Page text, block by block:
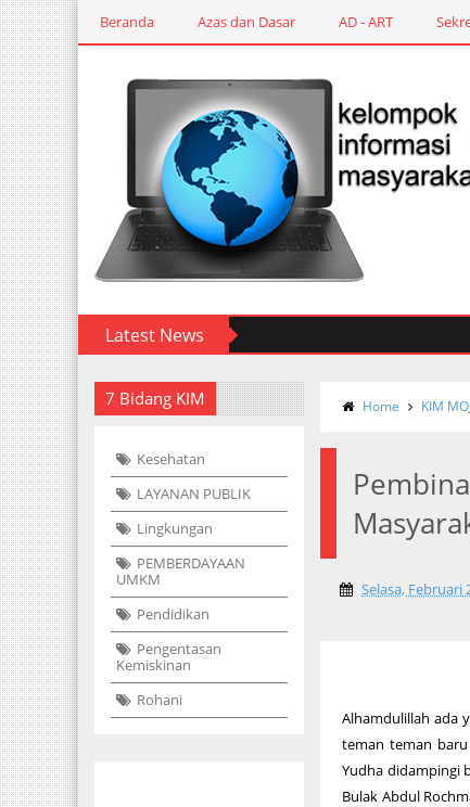
Beranda Azas dan Dasar AD - ART
Latest News
7 Bidang KIM
Kesehatan
LAYANAN PUBLIK
Lingkungan
PEMBERDAYAAN
UMKM
Pendidikan
Pengentasan
Kemiskinan
Rohani
Home KIM
Selasa, Februari
Alhamdulillah ada
teman teman
Yudha didampingi
Bulak Abdul